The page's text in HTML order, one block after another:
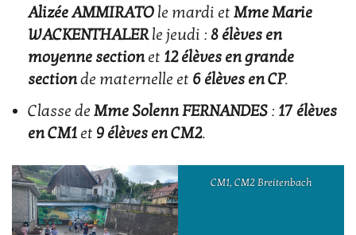
Alizée AMMIRATO le mardi et Mme Marie
WACKENTHALERle jeudi :8 élèves en
moyenne sectionet 12 élèves en grande
sectionde maternelle et 6 élèves en CP.
Classe de Mme Solenn FERNANDES : 17 élèves
en CM1 et 9 élèves en CM2.
CM1, CM2 Breitenbach